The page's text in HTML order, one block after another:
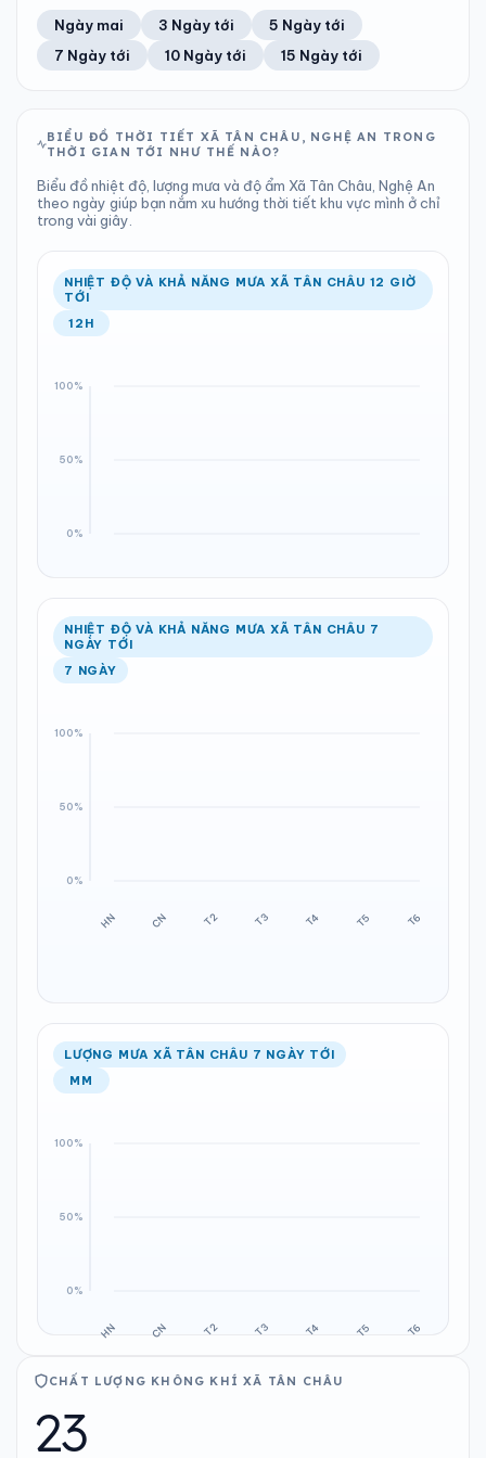
24°C 20%
Khả năng mưa
1.84 mm
Tổng cả ngày
999 hPa
Bình thường
13
Chỉ số UV
Tốt
Ước lượng
23°C
Ổn định
82%
Khả năng mưa
Trung bình ngày Tốc độ gió
TIA UV TẦM NHÌN
LƯỢNG MƯA
1.92 mm
Tổng cả ngày
ÁP SUẤT
999 hPa
Bình thường
Ổn định Khả năng mưa
Ngày mai 3 Ngày tới
5 Ngày tới
7 Ngày tới
10 Ngày tới 15 Ngày tới
BIỂU ĐỒ THỜI TIẾT XÃ TÂN CHÂU, NGHỆ AN TRONG
THỜI GIAN TỚI NHƯ THẾ NÀO?
Biểu đồ nhiệt độ, lượng mưa và độ ẩm Xã Tân Châu, Nghệ An
theo ngày giúp bạn nắm xu hướng thời tiết khu vực mình ở chỉ
trong vài giây.
NHIỆT ĐỘ VÀ KHẢ NĂNG MƯA XÃ TÂN CHÂU 12 GIỜ
TỚI
12H
NHIỆT ĐỘ VÀ KHẢ NĂNG MƯA XÃ TÂN CHÂU 7
NGÀY TỚI
7 NGÀY
LƯỢNG MƯA XÃ TÂN CHÂU 7 NGÀY TỚI
MM
CHẤT LƯỢNG KHÔNG KHÍ XÃ TÂN CHÂU
23